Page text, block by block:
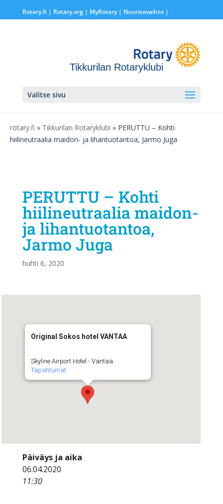
Rotary.fi | Rotary.org| MyRotary | Nuorisovaihto|
Tikkurilan Rotaryklubi
Valitse sivu
rotary.fi » Tikkurilan Rotaryklubi » PERUTTU – Kohti
hiilineutraalia maidon- ja lihantuotantoa, Jarmo Juga
PERUTTU – Kohti
hiilineutraalia maidon-
ja lihantuotantoa,
Jarmo Juga
huhti 6, 2020
Original Sokos hotel VANTAA
Skyline Airport Hotel - Vantaa
Tapahtumat
Päiväys ja aika
06.04.2020
11:30